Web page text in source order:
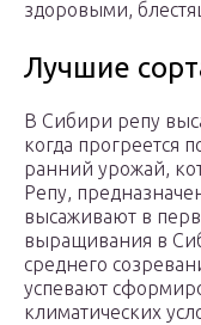
здоровыми,
Лучшие
В Сибири репу
когда прогреется
ранний урожай,
Репу,
высаживают в
выращивания в
среднего
успевают
климатических